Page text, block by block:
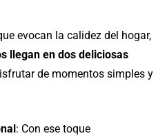
evocan la calidez del hogar,
llegan en dos deliciosas
de momentos simples y
: Con ese toque